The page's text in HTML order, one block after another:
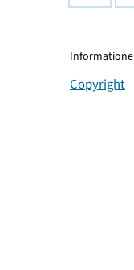
Copyright